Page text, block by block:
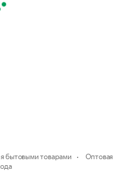
бытовыми товарами
Оптовая